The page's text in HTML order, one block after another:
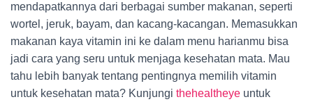
mendapatkannya dari berbagai sumber makanan, seperti
wortel, jeruk, bayam, dan kacang-kacangan. Memasukkan
makanan kaya vitamin ini ke dalam menu harianmu bisa
jadi cara yang seru untuk menjaga kesehatan mata. Mau
tahu lebih banyak tentang pentingnya memilih vitamin
untuk kesehatan mata? Kunjungi thehealtheye untuk